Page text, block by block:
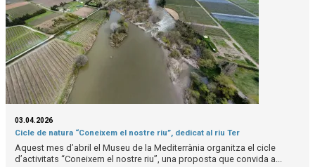
03.04.2026
Cicle de natura “Coneixem el nostre riu”, dedicat al riu Ter
Aquest mes d’abril el Museu de la Mediterrània organitza el cicle
d’activitats “Coneixem el nostre riu”, una proposta que convida a...